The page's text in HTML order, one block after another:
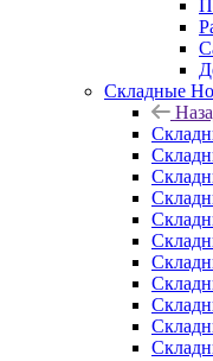
Складные